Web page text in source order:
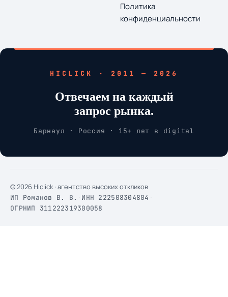
Политика
конфиденциальности
HICLICK · 2011 — 2026
Отвечаем на каждый
запрос рынка.
Барнаул · Россия · 15+ лет в digital
© 2026 Hiclick · агентство высоких откликов
ИП Романов В. В. ИНН 222508304804
ОГРНИП 311222319300058